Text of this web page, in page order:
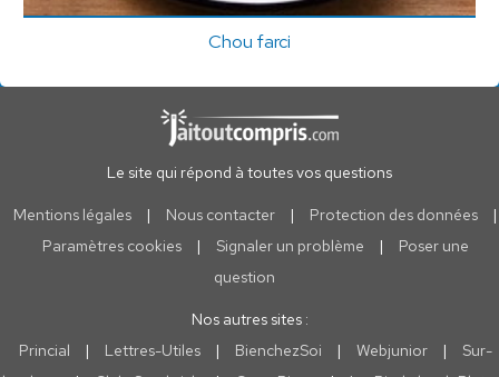
Chou farci
Le site qui répond à toutes vos questions
Mentions légales | Nous contacter | Protection des données
|
Paramètres cookies
| Signaler un problème |
Poser une
question
Nos autres sites :
Princial
| Lettres-Utiles | BienchezSoi | Webjunior |
Sur-